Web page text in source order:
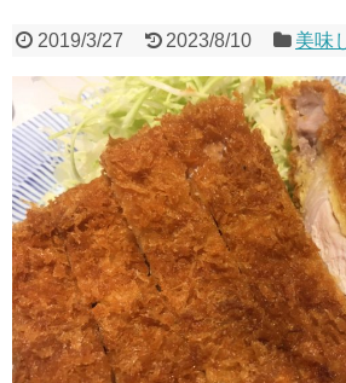
2019/3/27 2023/8/10 美味